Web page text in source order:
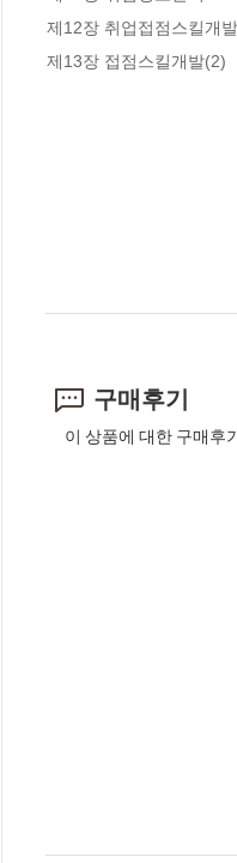
제12장 취업접점스킬개
제13장 접점스킬개발(2)
구매후기
이 상품에 대한 구매후